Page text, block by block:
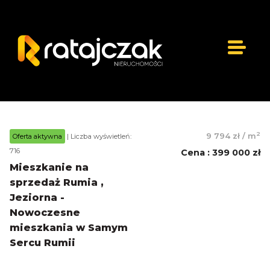
Oferta aktywna
| Liczba wyświetleń:
716
Mieszkanie na
sprzedaż Rumia ,
Jeziorna -
Nowoczesne
mieszkania w Samym
Sercu Rumii
9 794 zł / m2
Cena : 399 000 zł